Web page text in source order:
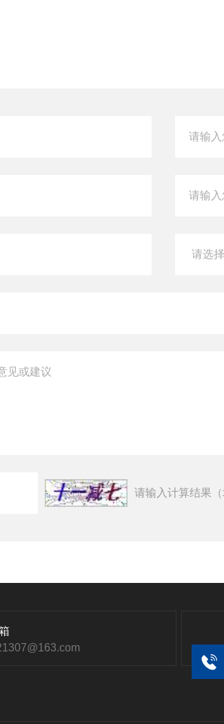
请输入计算结果